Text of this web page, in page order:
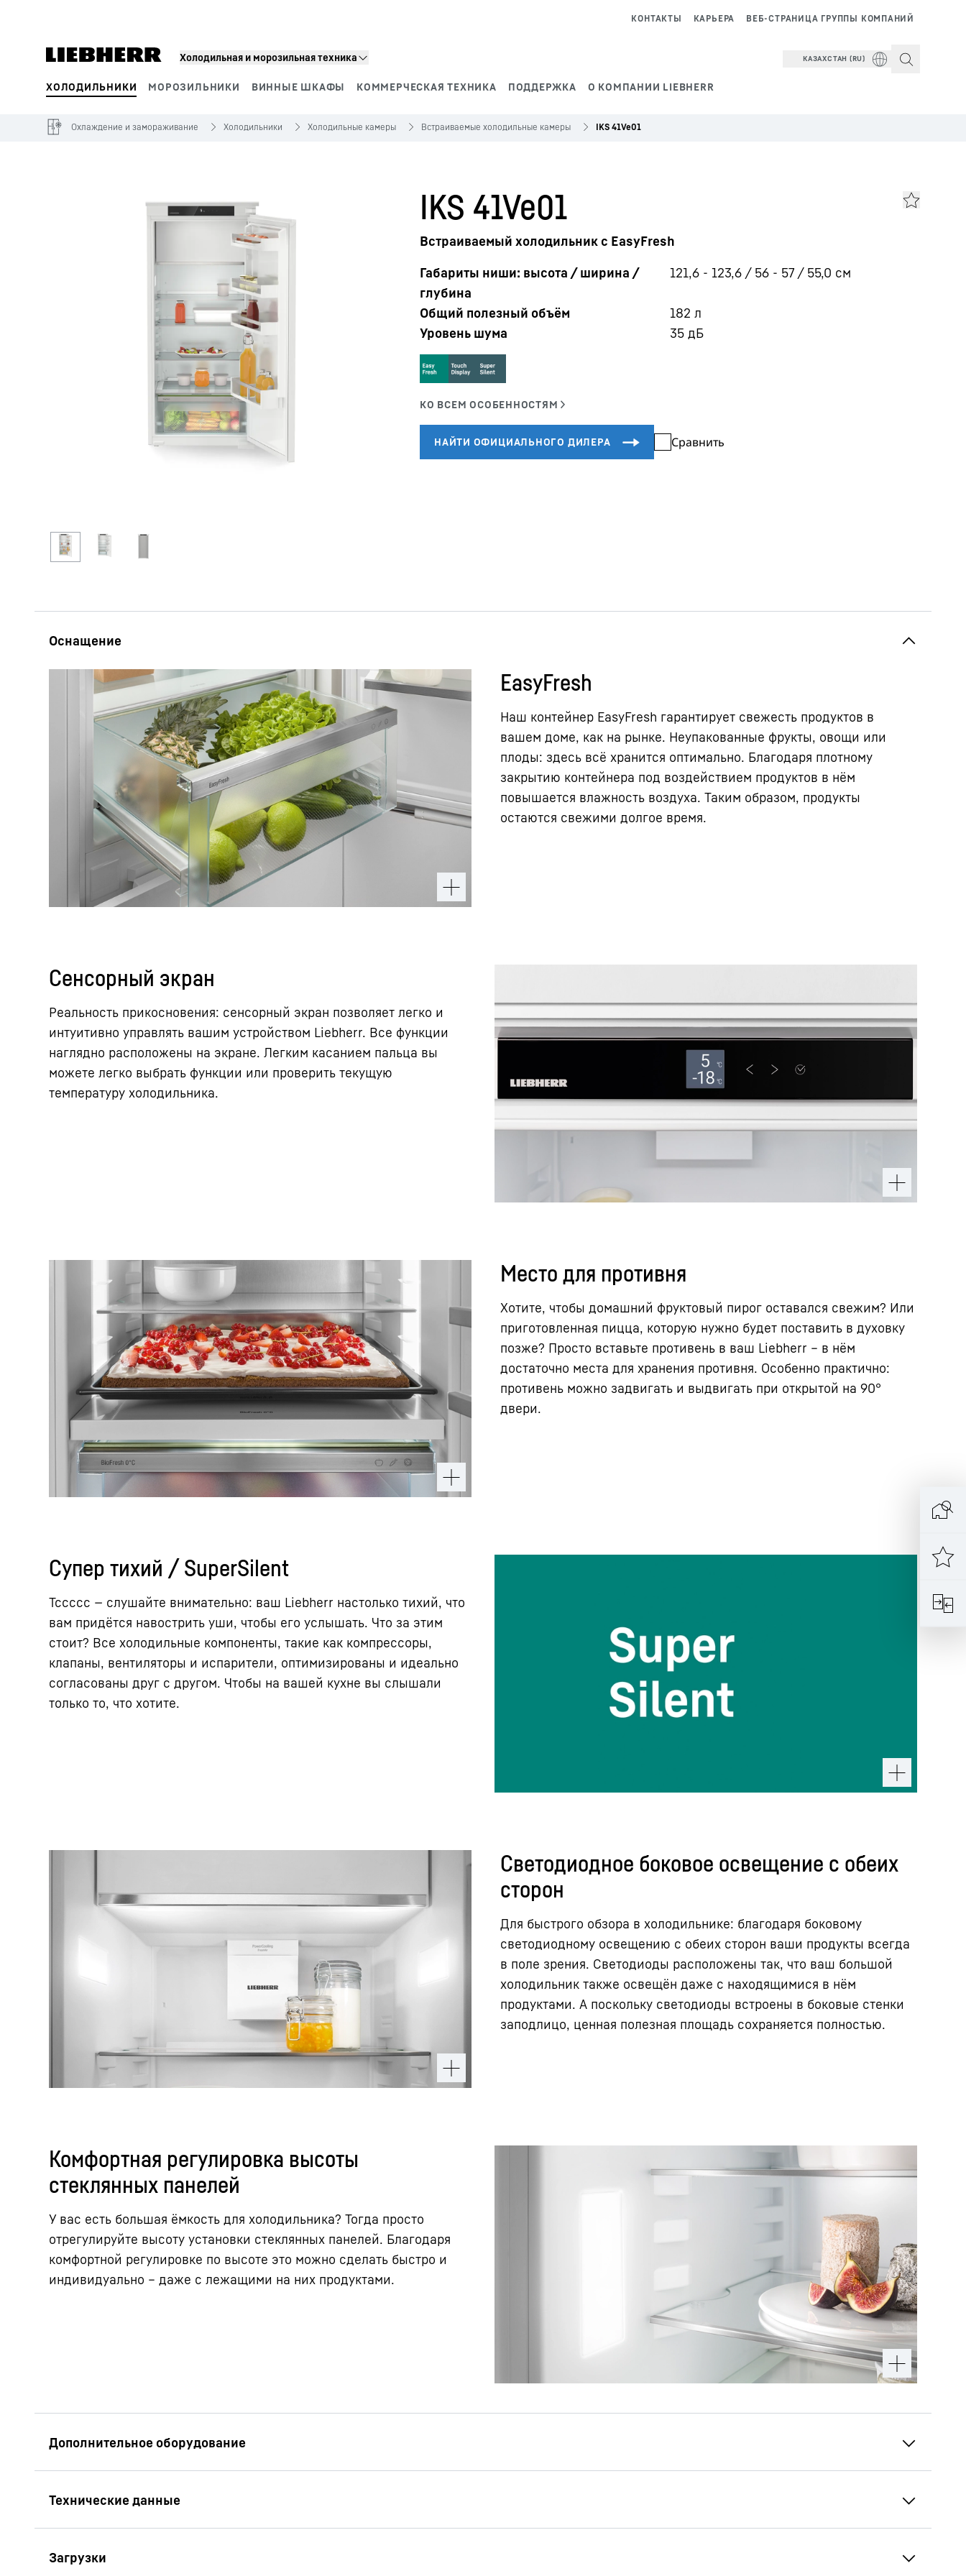
Холодильная и морозильная техника
ХОЛОДИЛЬНИКИ МОРОЗИЛЬНИКИ ВИННЫЕ ШКАФЫ КОММЕРЧЕСКАЯ ТЕХНИКА ПОДДЕРЖКА О КОМПАНИИ LIEBHERR
ВЕБ-СТРАНИЦА ГРУППЫ КОМПАНИЙ
КАРЬЕРА
КОНТАКТЫ
КАЗАХСТАН (RU)
Сегменты продукции
Карьера в Liebherr
Охлаждение и замораживание Холодильники Холодильные камеры Встраиваемые холодильные камеры IKS 41Ve01
IKS 41Ve01
Встраиваемый холодильник с EasyFresh
Габариты ниши: высота / ширина /
глубина
121,6 - 123,6 / 56 - 57 / 55,0 см
Общий полезный объём 182 л
Уровень шума
35 дБ
Сравнить
EasyFresh
Наш контейнер EasyFresh гарантирует свежесть продуктов в
вашем доме, как на рынке. Неупакованные фрукты, овощи или
плоды: здесь всё хранится оптимально. Благодаря плотному
закрытию контейнера под воздействием продуктов в нём
повышается влажность воздуха. Таким образом, продукты
остаются свежими долгое время.
Сенсорный экран
Реальность прикосновения: сенсорный экран позволяет легко и
интуитивно управлять вашим устройством Liebherr. Все функции
наглядно расположены на экране. Легким касанием пальца вы
можете легко выбрать функции или проверить текущую
температуру холодильника.
Место для противня
Хотите, чтобы домашний фруктовый пирог оставался свежим? Или
приготовленная пицца, которую нужно будет поставить в духовку
позже? Просто вставьте противень в ваш Liebherr – в нём
достаточно места для хранения противня. Особенно практично:
противень можно задвигать и выдвигать при открытой на 90°
двери.
Супер тихий / SuperSilent
Тссссс — слушайте внимательно: ваш Liebherr настолько тихий, что
вам придётся навострить уши, чтобы его услышать. Что за этим
стоит? Все холодильные компоненты, такие как компрессоры,
клапаны, вентиляторы и испарители, оптимизированы и идеально
согласованы друг с другом. Чтобы на вашей кухне вы слышали
только то, что хотите.
Светодиодное боковое освещение с обеих
сторон
Для быстрого обзора в холодильнике: благодаря боковому
светодиодному освещению с обеих сторон ваши продукты всегда
в поле зрения. Светодиоды расположены так, что ваш большой
холодильник также освещён даже с находящимися в нём
продуктами. А поскольку светодиоды встроены в боковые стенки
заподлицо, ценная полезная площадь сохраняется полностью.
Комфортная регулировка высоты
стеклянных панелей
У вас есть большая ёмкость для холодильника? Тогда просто
отрегулируйте высоту установки стеклянных панелей. Благодаря
комфортной регулировке по высоте это можно сделать быстро и
индивидуально – даже с лежащими на них продуктами.
Благодаря встроенным направляющим с
замораживать и длительно хранить свежие
продукты питания. Благодаря температуре